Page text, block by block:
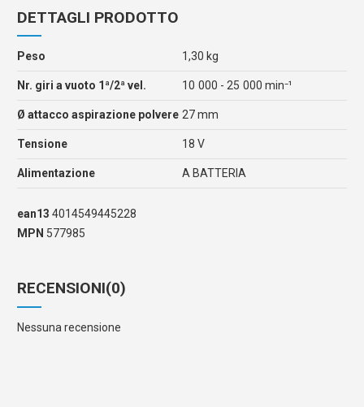
DETTAGLI PRODOTTO
Peso 1,30 kg
Nr. giri a vuoto 1ª/2ª vel. 10 000 - 25 000 min⁻¹
Ø attacco aspirazione polvere 27 mm
Tensione 18 V
Alimentazione A BATTERIA
ean13 4014549445228
MPN 577985
RECENSIONI(0)
Nessuna recensione